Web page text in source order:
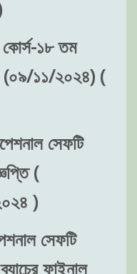
কোর্স-১৮ তম
(০৯/১১/২০২৪) (
সেফটি
(
)
সেফটি
ফাইনাল